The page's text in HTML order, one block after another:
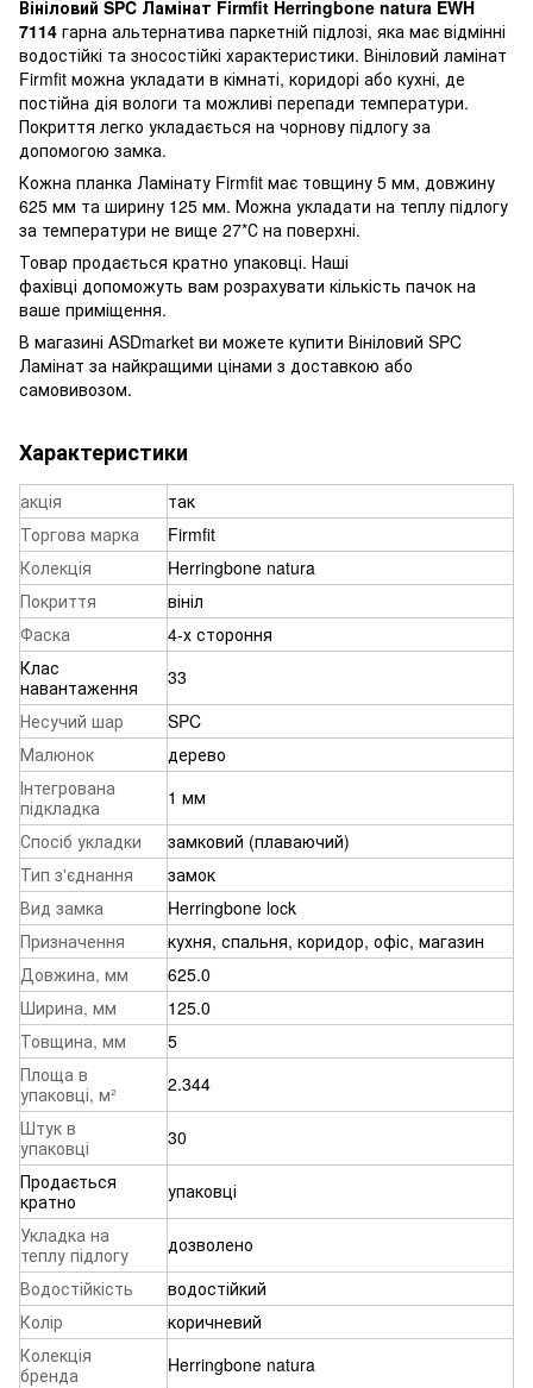
Вініловий SPC Ламінат Firmfit Herringbone natura EWH
7114 гарна альтернатива паркетній підлозі, яка має відмінні
водостійкі та зносостійкі характеристики. Вініловий ламінат
Firmfit можна укладати в кімнаті, коридорі або кухні, де
постійна дія вологи та можливі перепади температури.
Покриття легко укладається на чорнову підлогу за
допомогою замка.
Кожна планка Ламінату Firmfit має товщину 5 мм, довжину
625 мм та ширину 125 мм. Можна укладати на теплу підлогу
за температури не вище 27*С на поверхні.
Товар продається кратно упаковці. Наші
фахівці допоможуть вам розрахувати кількість пачок на
ваше приміщення.
В магазині ASDmarket ви можете купити Вініловий SPC
Ламінат за найкращими цінами з доставкою або
самовивозом.
Характеристики
акція
так
Торгова марка
Firmfit
Колекція
Herringbone natura
Покриття
вініл
Фаска
4-х стороння
Клас
навантаження
33
Несучий шар
SPC
Малюнок
дерево
Інтегрована
підкладка
1 мм
Спосіб укладки
замковий (плаваючий)
Тип з'єднання
замок
Вид замка
Herringbone lock
Призначення
кухня, спальня, коридор, офіс, магазин
Довжина, мм
625.0
Ширина, мм
125.0
Товщина, мм
5
Площа в
упаковці, м²
2.344
Штук в
упаковці
30
Продається
кратно
упаковці
Укладка на
теплу підлогу
дозволено
Водостійкість
водостійкий
Колір
коричневий
Колекція
бренда
Herringbone natura